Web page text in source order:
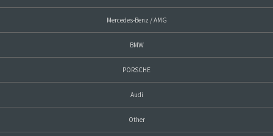
Mercedes-Benz / AMG
BMW
PORSCHE
Audi
Other